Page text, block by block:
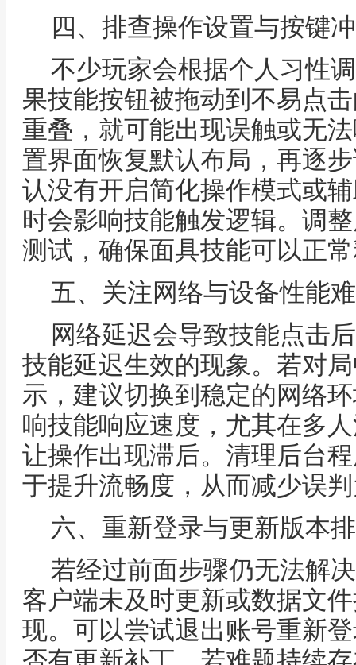
四、排查操作设置与按键
不少玩家会根据个人习性
果技能按钮被拖动到不易点
重叠，就可能出现误触或无
置界面恢复默认布局，再逐
认没有开启简化操作模式或
时会影响技能触发逻辑。调
测试，确保面具技能可以正
五、关注网络与设备性能
网络延迟会导致技能点击
技能延迟生效的现象。若对
示，建议切换到稳定的网络
响技能响应速度，尤其在多
让操作出现滞后。清理后台
于提升流畅度，从而减少误
六、重新登录与更新版本
若经过前面步骤仍无法解
客户端未及时更新或数据文
现。可以尝试退出账号重新